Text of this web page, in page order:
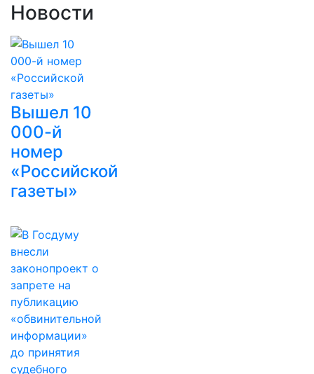
Новости
Вышел 10
000-й
номер
«Российской
газеты»